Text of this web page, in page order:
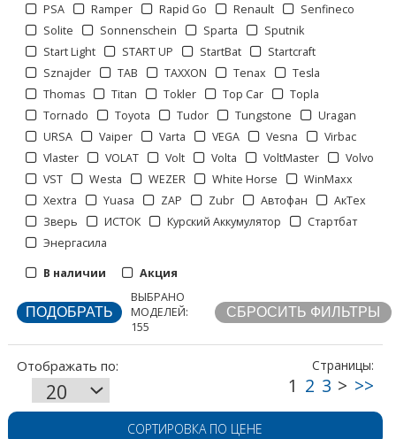
PSA
Ramper Rapid Go Renault
Senfineco
Solite
Sonnenschein Sparta
Sputnik
Start Light
START UP StartBat
Startcraft
Sznajder
TAB TAXXON Tenax
Tesla
Thomas
Titan Tokler Top Car
Topla
Tornado
Toyota Tudor Tungstone
Uragan
URSA
Vaiper Varta VEGA Vesna
Virbac
Vlaster
VOLAT Volt Volta VoltMaster
Volvo
VST
Westa WEZER White Horse
WinMaxx
Xextra
Yuasa ZAP Zubr Автофан
АкТех
Зверь
ИСТОК Курский Аккумулятор
Стартбат
Энергасила
В наличии
Акция
ВЫБРАНО
МОДЕЛЕЙ:
155
Отображать по:
Страницы:
СОРТИРОВКА ПО ЦЕНЕ